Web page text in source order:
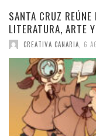
SANTA CRUZ
LITERATURA, ARTE
CREATIVA CANARIA 6